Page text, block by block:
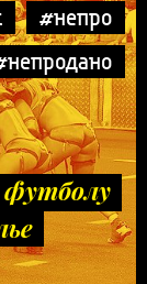
#непро